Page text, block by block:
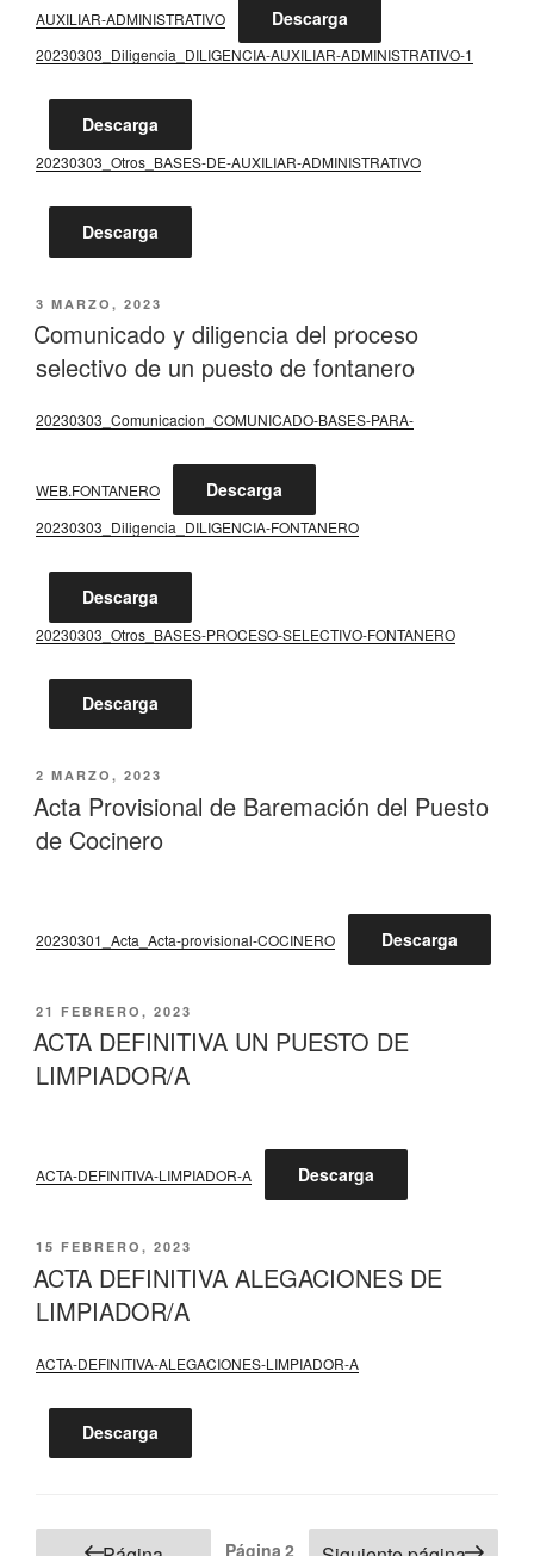
AUXILIAR-ADMINISTRATIVO Descarga
20230303_Diligencia_DILIGENCIA-AUXILIAR-ADMINISTRATIVO-1
Descarga
20230303_Otros_BASES-DE-AUXILIAR-ADMINISTRATIVO
Descarga
PUBLICADO
EL
3 MARZO, 2023
Comunicado y diligencia del proceso
selectivo de un puesto de fontanero
20230303_Comunicacion_COMUNICADO-BASES-PARA-
WEB.FONTANERO Descarga
20230303_Diligencia_DILIGENCIA-FONTANERO
Descarga
20230303_Otros_BASES-PROCESO-SELECTIVO-FONTANERO
Descarga
PUBLICADO
EL
2 MARZO, 2023
Acta Provisional de Baremación del Puesto
de Cocinero
20230301_Acta_Acta-provisional-COCINERO Descarga
PUBLICADO
EL
21 FEBRERO, 2023
ACTA DEFINITIVA UN PUESTO DE
LIMPIADOR/A
ACTA-DEFINITIVA-LIMPIADOR-A Descarga
PUBLICADO
EL
15 FEBRERO, 2023
ACTA DEFINITIVA ALEGACIONES DE
LIMPIADOR/A
ACTA-DEFINITIVA-ALEGACIONES-LIMPIADOR-A
Descarga
Paginación Página2